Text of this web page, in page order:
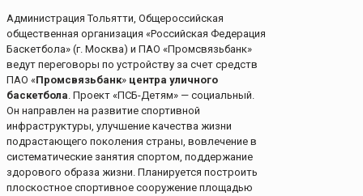
Администрация Тольятти, Общероссийская
общественная организация «Российская Федерация
Баскетбола» (г. Москва) и ПАО «Промсвязьбанк»
ведут переговоры по устройству за счет средств
ПАО «Промсвязьбанк» центра уличного
баскетбола. Проект «ПСБ-Детям» — социальный.
Он направлен на развитие спортивной
инфраструктуры, улучшение качества жизни
подрастающего поколения страны, вовлечение в
систематические занятия спортом, поддержание
здорового образа жизни. Планируется построить
плоскостное спортивное сооружение площадью